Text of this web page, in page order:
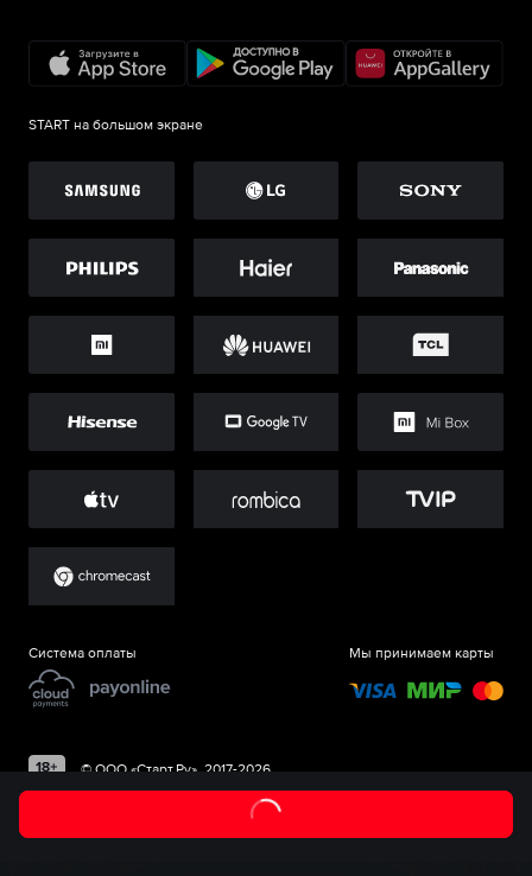
START на большом экране
Система оплаты Мы принимаем карты
©ООО «Старт.Ру», 2017-2026